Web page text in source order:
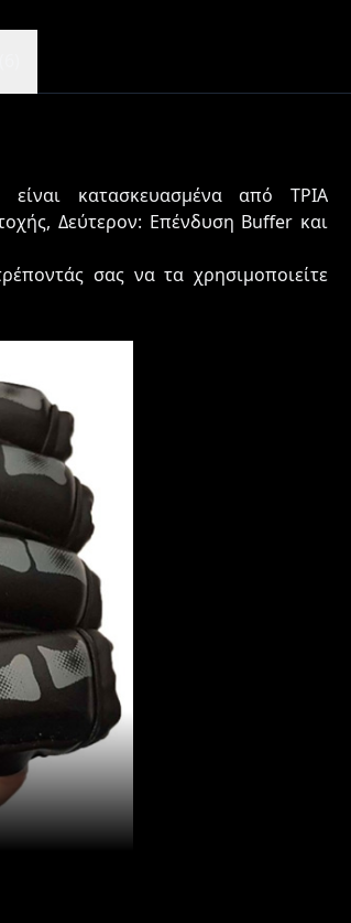
κατασκευασμένα από ΤΡΙΑ
Δεύτερον: Επένδυση Buffer και
σας να τα χρησιμοποιείτε